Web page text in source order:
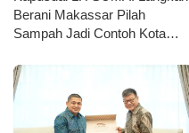
Berani Makassar Pilah
Sampah Jadi Contoh Kota